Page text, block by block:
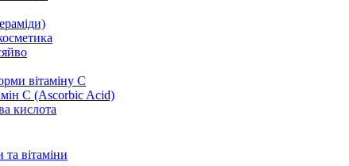
вітаміну С
С (Ascorbic Acid)
кислота
вітаміни